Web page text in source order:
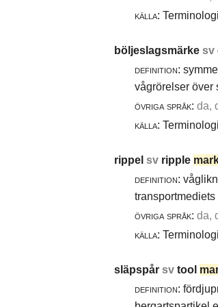
källa:
böljeslagsmärke sv
definition:
vågrörelser över
övriga språk: da,
källa:
rippel sv ripple
definition:
transportmediets
övriga språk: da,
källa:
släpspår sv tool
definition: